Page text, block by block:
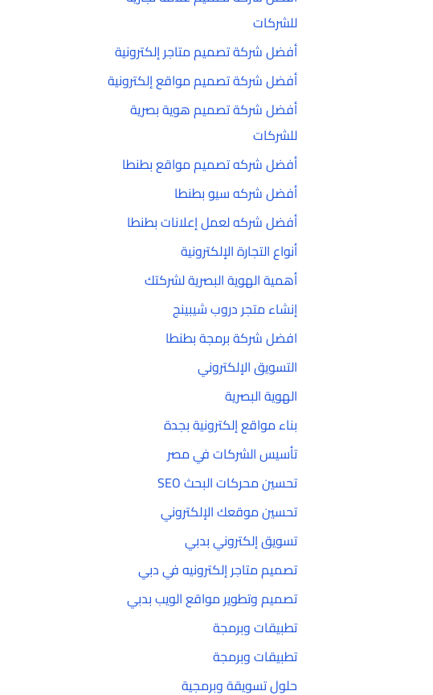
للشركات
أفضل شركة تصميم متاجر إلكترونية
أفضل شركة تصميم مواقع إلكترونية
أفضل شركة تصميم هوية بصرية
للشركات
أفضل شركه تصميم مواقع بطنطا
أفضل شركه سيو بطنطا
أفضل شركه لعمل إعلانات بطنطا
أنواع التجارة الإلكترونية
أهمية الهوية البصرية لشركتك
إنشاء متجر دروب شيبينج
افضل شركة برمجة بطنطا
التسويق الإلكتروني
الهوية البصرية
بناء مواقع إلكترونية بجدة
تأسيس الشركات في مصر
تحسين محركات البحث SEO
تحسين موقعك الإلكتروني
تسويق إلكتروني بدبي
تصميم متاجر إلكترونيه في دبي
تصميم وتطوير مواقع الويب بدبي
تطبيقات وبرمجة
تطبيقات وبرمجة
حلول تسويقة وبرمجية